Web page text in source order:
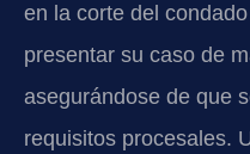
en la corte del
presentar su caso de
asegurándose de que
requisitos procesales.